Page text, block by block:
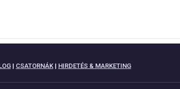
| CSATORNÁK| HIRDETÉS & MARKETING